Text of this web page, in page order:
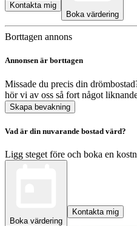
Kontakta mig
Boka värdering
Borttagen annons
Annonsen är borttagen
Missade du precis din
hör vi av oss så fort något
Skapa bevakning
Vad är din nuvarande bostad värd?
Ligg steget före och boka en
Boka värdering
Kontakta mig